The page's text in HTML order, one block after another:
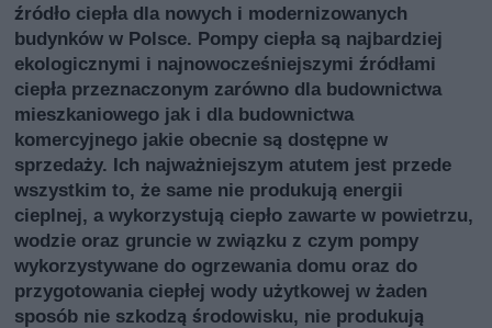
źródło ciepła dla nowych i modernizowanych
budynków w Polsce. Pompy ciepła są najbardziej
ekologicznymi i najnowocześniejszymi źródłami
ciepła przeznaczonym zarówno dla budownictwa
mieszkaniowego jak i dla budownictwa
komercyjnego jakie obecnie są dostępne w
sprzedaży. Ich najważniejszym atutem jest przede
wszystkim to, że same nie produkują energii
cieplnej, a wykorzystują ciepło zawarte w powietrzu,
wodzie oraz gruncie w związku z czym pompy
wykorzystywane do ogrzewania domu oraz do
przygotowania ciepłej wody użytkowej w żaden
sposób nie szkodzą środowisku, nie produkują